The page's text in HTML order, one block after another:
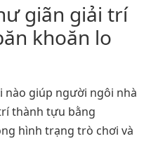
giãn giải trí
khoăn lo
nào giúp người ngôi nhà
thành tựu bằng
hình trạng trò chơi và